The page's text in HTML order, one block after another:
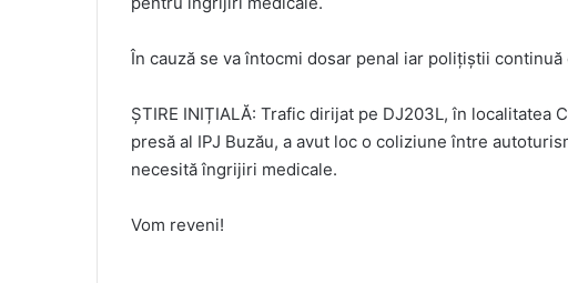
În cauză se va întocmi dosar penal iar polițiștii
ȘTIRE INIȚIALĂ: Trafic dirijat pe DJ203L, în
presă al IPJ Buzău, a avut loc o coliziune între
necesită îngrijiri medicale.
Vom reveni!